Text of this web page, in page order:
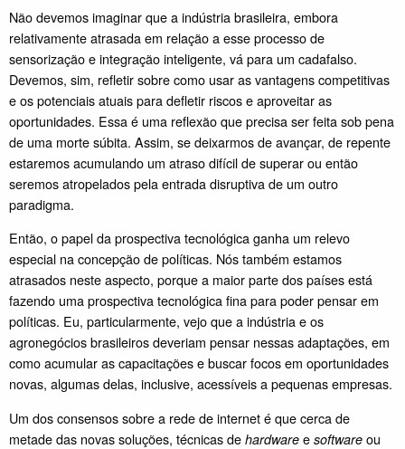
Não devemos imaginar que a indústria brasileira, embora
relativamente atrasada em relação a esse processo de
sensorização e integração inteligente, vá para um cadafalso.
Devemos, sim, refletir sobre como usar as vantagens competitivas
e os potenciais atuais para defletir riscos e aproveitar as
oportunidades. Essa é uma reflexão que precisa ser feita sob pena
de uma morte súbita. Assim, se deixarmos de avançar, de repente
estaremos acumulando um atraso difícil de superar ou então
seremos atropelados pela entrada disruptiva de um outro
paradigma.
Então, o papel da prospectiva tecnológica ganha um relevo
especial na concepção de políticas. Nós também estamos
atrasados neste aspecto, porque a maior parte dos países está
fazendo uma prospectiva tecnológica fina para poder pensar em
políticas. Eu, particularmente, vejo que a indústria e os
agronegócios brasileiros deveriam pensar nessas adaptações, em
como acumular as capacitações e buscar focos em oportunidades
novas, algumas delas, inclusive, acessíveis a pequenas empresas.
Um dos consensos sobre a rede de internet é que cerca de
metade das novas soluções, técnicas de hardware e software ou